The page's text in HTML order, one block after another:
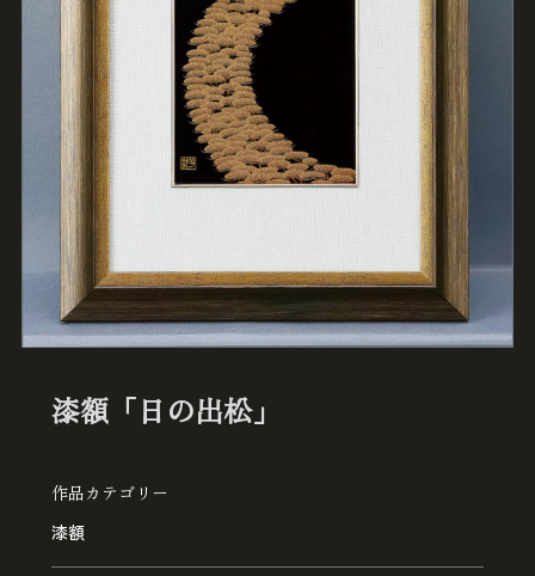
漆額「日の出松」
作品カテゴリー
漆額